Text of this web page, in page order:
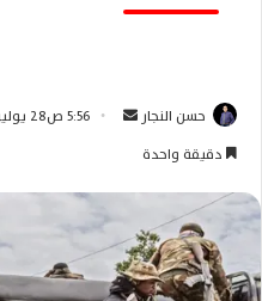
حسن النجار
ر
ي
5:56 ص28 يوليو، 2025
دقيقة واحدة